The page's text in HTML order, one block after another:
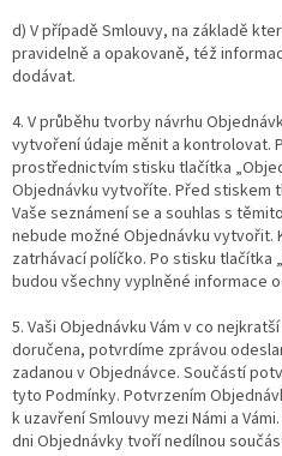
d) V případě Smlouvy, na základě
pravidelně a opakovaně, též
dodávat.
4. V průběhu tvorby návrhu
vytvoření údaje měnit a kontrolovat.
prostřednictvím stisku tlačítka
Objednávku vytvoříte. Před
Vaše seznámení se a souhlas s
nebude možné Objednávku vytvořit.
zatrhávací políčko. Po stisku tlačítka
budou všechny vyplněné informace
5. Vaši Objednávku Vám v co
doručena, potvrdíme zprávou
zadanou v Objednávce. Součástí
tyto Podmínky. Potvrzením
k uzavření Smlouvy mezi Námi a
dni Objednávky tvoří nedílnou